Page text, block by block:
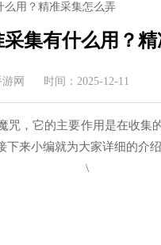
么用？精准采集怎么弄
集有什么用？
网 时间：2025-12-11
，它的主要作用是在收集
来小编就为大家详细的介